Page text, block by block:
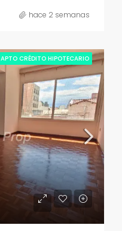
hace 2 semanas
APTO CRÉDITO HIPOTECARIO